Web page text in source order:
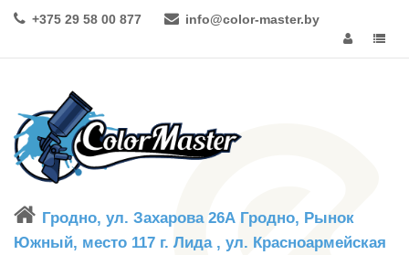
+375 29 58 00 877 info@color-master.by
Гродно, ул. Захарова 26А Гродно, Рынок
Южный, место 117 г. Лида , ул. Красноармейская